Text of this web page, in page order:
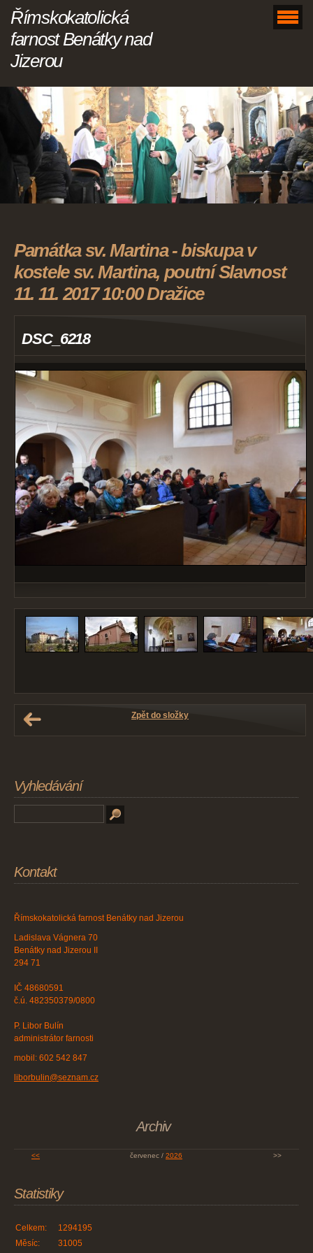
Římskokatolická
farnost Benátky nad
Jizerou
Památka sv. Martina - biskupa v
kostele sv. Martina, poutní Slavnost
11. 11. 2017 10:00 Dražice
DSC_6218
Zpět do složky
Vyhledávání
Kontakt
Římskokatolická farnost Benátky nad Jizerou
Ladislava Vágnera 70
Benátky nad Jizerou II
294 71
IČ 48680591
č.ú. 482350379/0800
P. Libor Bulín
administrátor farnosti
mobil: 602 542 847
liborbulin@seznam.cz
Archiv
<< červenec / 2026 >>
Statistiky
Celkem:
1294195
Měsíc:
31005